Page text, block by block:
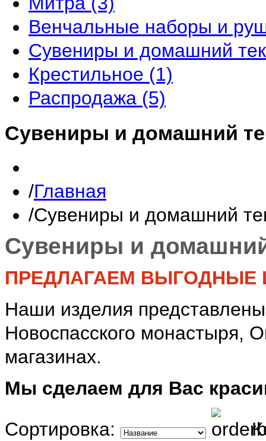
Венчальные наборы и
Сувениры и домашний
Крестильное (1)
Распродажа (5)
Сувениры и домашний
Главная
Сувениры и домашний
Сувениры и
ПРЕДЛАГАЕМ ВЫГОДНЫЕ
Наши изделия
Новоспасского монастыря,
магазинах.
Мы сделаем для Вас
Сортировка: